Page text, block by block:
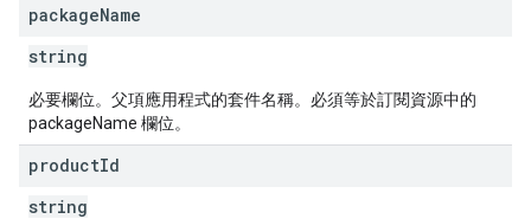
packageName
string
必要欄位。父項應用程式的套件名稱。必須等於訂閱資源中的
packageName 欄位。
productId
string